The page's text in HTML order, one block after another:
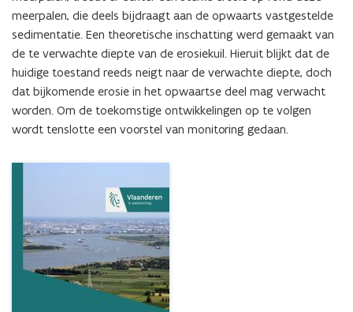
meerpalen, die deels bijdraagt aan de opwaarts vastgestelde
sedimentatie. Een theoretische inschatting werd gemaakt van
de te verwachte diepte van de erosiekuil. Hieruit blijkt dat de
huidige toestand reeds neigt naar de verwachte diepte, doch
dat bijkomende erosie in het opwaartse deel mag verwacht
worden. Om de toekomstige ontwikkelingen op te volgen
wordt tenslotte een voorstel van monitoring gedaan.